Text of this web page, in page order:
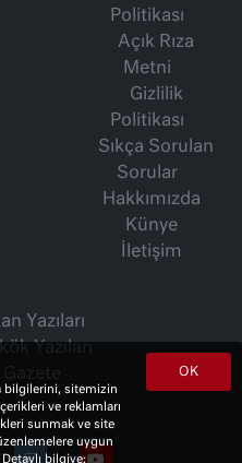
Politikası
Açık Rıza
Metni
Gizlilik
Politikası
Sıkça Sorulan
Sorular
Hakkımızda
Künye
İletişim
Yazıları
OK
bilgilerini, sitemizin
ve reklamları
sunmak ve site
uygun
bilgiye;